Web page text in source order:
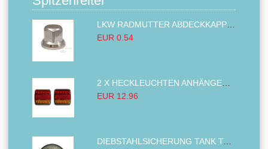
LKW RADMUTTER ABDECKKAPPEN SECHSKANT KAPPEN FELGEN BOLZENABDECKUNGEN CHROM 32MM
EUR 0.54
2 X HECKLEUCHTEN ANHÄNGER RÜCKLEUCHTE,LKW RÜCKLEUCHTE, LINKS RECHTS 14LED 12V
EUR 12.96
DIEBSTAHLSICHERUNG TANK TANKDECKEL DIESELTANK KRAFTSTOFFTANKDECKEL VERRIEGELUNG PASSEND FÜR LKW PKW TRAKTOREN BAGGER 80MM